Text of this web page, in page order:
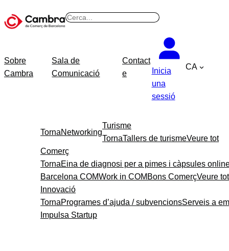
al
B
Sobre
Cambra
Sala de
Comunicació
Contact
e
Inicia
una
sessió
CA
TornaNetworking
Turisme
TornaTallers de turismeVeure tot
Comerç
TornaEina de diagnosi per a pimes i càpsules
Barcelona COMWork in COM Bons ComerçVeure tot
Innovació
TornaProgrames d’ajuda / subvencionsServeis a
Impulsa Startup